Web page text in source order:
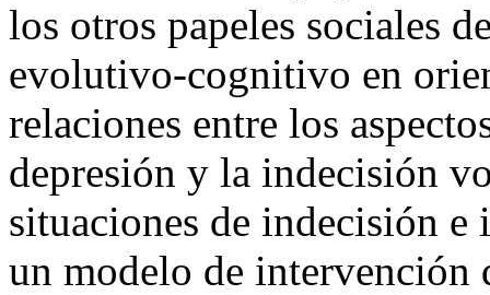
los otros papeles sociales
evolutivo-cognitivo en
relaciones entre los
depresión y la indecisión
situaciones de indecisión
un modelo de intervención